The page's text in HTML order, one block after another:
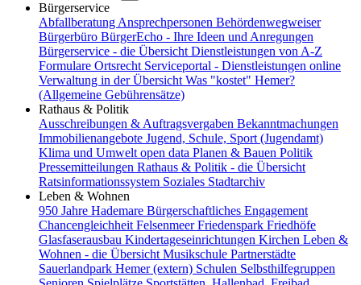
Bürgerservice
Abfallberatung Ansprechpersonen Behördenwegweiser
Bürgerbüro BürgerEcho - Ihre Ideen und Anregungen
Bürgerservice - die Übersicht Dienstleistungen von A-Z
Formulare Ortsrecht Serviceportal - Dienstleistungen online
Verwaltung in der Übersicht Was "kostet" Hemer?
(Allgemeine Gebührensätze)
Rathaus & Politik
Ausschreibungen & Auftragsvergaben Bekanntmachungen
Immobilienangebote Jugend, Schule, Sport (Jugendamt)
Klima und Umwelt open data Planen & Bauen Politik
Pressemitteilungen Rathaus & Politik - die Übersicht
Ratsinformationssystem Soziales Stadtarchiv
Leben & Wohnen
950 Jahre Hademare Bürgerschaftliches Engagement
Chancengleichheit FelsenmeerFriedenspark Friedhöfe
Glasfaserausbau Kindertageseinrichtungen Kirchen Leben &
Wohnen - die Übersicht Musikschule Partnerstädte
Sauerlandpark Hemer (extern) Schulen Selbsthilfegruppen